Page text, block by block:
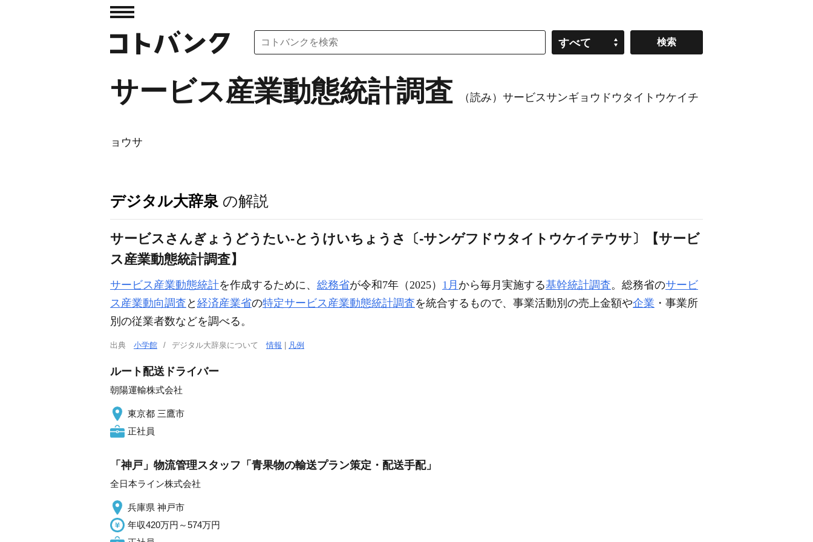
すべて
サービス産業動態統計調査 （読み）サービスサンギョウドウタイトウケイチ
ョウサ
デジタル大辞泉 の解説
サービスさんぎょうどうたい‐とうけいちょうさ〔‐サンゲフドウタイトウケイテウサ〕【サービ
ス産業動態統計調査】
サービス産業動態統計を作成するために、 総務省が令和7年（2025） 1月 から毎月実施する基幹統計調査。総務省のサービ
ス産業動向調査 と 経済産業省の特定サービス産業動態統計調査を統合するもので、事業活動別の売上金額や企業 ・事業所
別の従業者数などを調べる。
出典 小学館 デジタル大辞泉について情報 凡例
ルート配送ドライバー
朝陽運輸株式会社
東京都 三鷹市
正社員
「神戸」物流管理スタッフ「青果物の輸送プラン策定・配送手配」
全日本ライン株式会社
兵庫県 神戸市
年収420万円～574万円